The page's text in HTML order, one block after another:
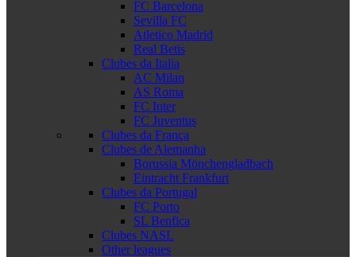
FC Barcelona
Sevilla FC
Atletico Madrid
Real Betis
Clubes da Italia
AC Milan
AS Roma
FC Inter
FC Juventus
Clubes da França
Clubes de Alemanha
Borussia Mönchengladbach
Eintracht Frankfurt
Clubes da Portugal
FC Porto
SL Benfica
Clubes NASL
Other leagues